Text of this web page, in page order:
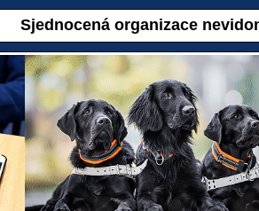
Sjednocená organizace